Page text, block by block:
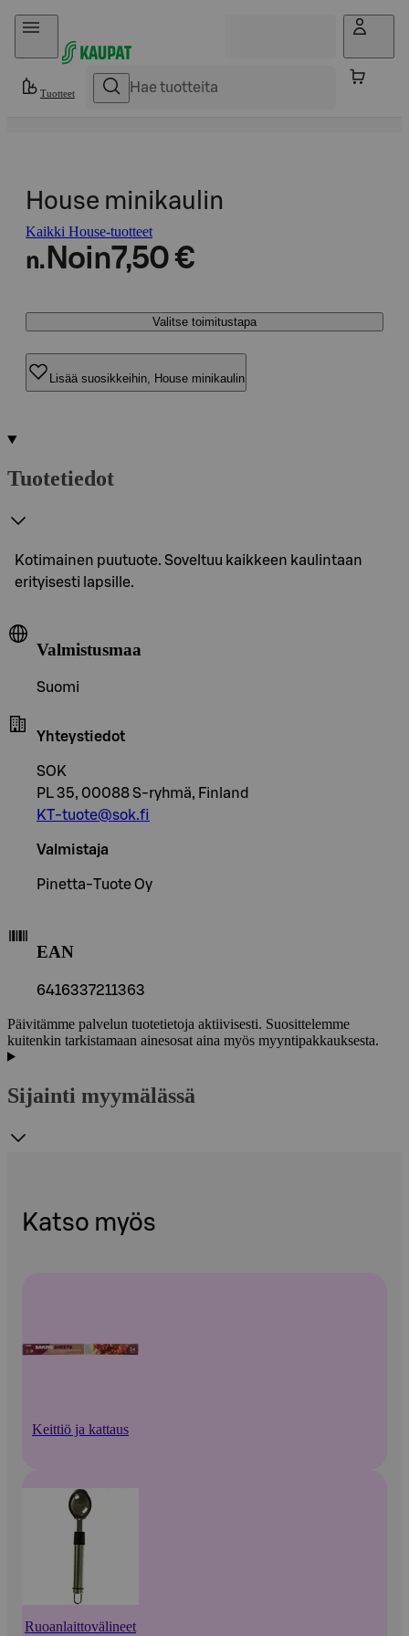
Hyppää sisältöön
Tuotteet
House minikaulin
Kaikki House-tuotteet
n. Noin7,50 €
Valitse toimitustapa
Lisää suosikkeihin, House minikaulin
Tuotetiedot
Kotimainen puutuote. Soveltuu kaikkeen kaulintaan
erityisesti lapsille.
Valmistusmaa
Suomi
Yhteystiedot
SOK
PL 35, 00088 S-ryhmä, Finland
KT-tuote@sok.fi
Valmistaja
Pinetta-Tuote Oy
EAN
6416337211363
Päivitämme palvelun tuotetietoja aktiivisesti. Suosittelemme
kuitenkin tarkistamaan ainesosat aina myös myyntipakkauksesta.
Sijainti myymälässä
Katso myös
Keittiö ja kattaus
Ruoanlaittovälineet